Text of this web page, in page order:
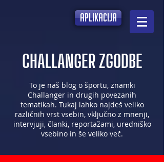
aplikacija
CHALLANGER ZGODBE
To je naš blog o športu, znamki
Challanger in drugih povezanih
tematikah. Tukaj lahko najdeš veliko
različnih vrst vsebin, vključno z mnenji,
intervjuji, članki, reportažami, uredniško
vsebino in še veliko več.